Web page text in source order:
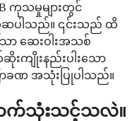
ကုသမှုများတွင်
ါသည်။ ၎င်းသည် ထိ
ာ ဆေးဝါးအသစ်
းကျိုးနည်းပါးသော
ခဏ အသုံးပြုပါသည်။
က်သုံးသင့်သလဲ။